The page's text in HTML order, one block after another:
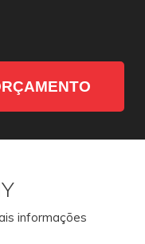
informações